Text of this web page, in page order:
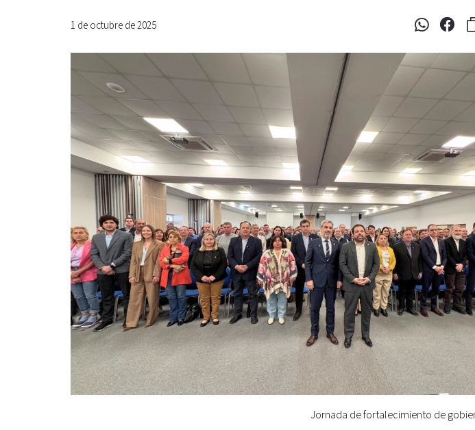
1 de octubre de 2025
Jornada de fortalecimiento de